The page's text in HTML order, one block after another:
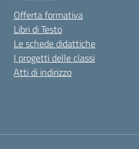
Offerta formativa
Libri di Testo
Le schede didattiche
I progetti delle classi
Atti di indirizzo